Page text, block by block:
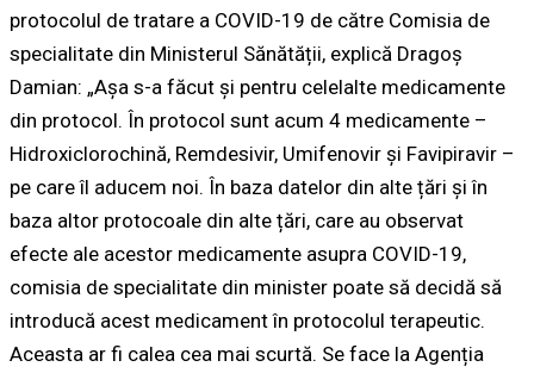
protocolul de tratare a COVID-19 de către Comisia de
specialitate din Ministerul Sănătății, explică Dragoș
Damian: „Așa s-a făcut și pentru celelalte medicamente
din protocol. În protocol sunt acum 4 medicamente –
Hidroxiclorochină, Remdesivir, Umifenovir și Favipiravir –
pe care îl aducem noi. În baza datelor din alte țări și în
baza altor protocoale din alte țări, care au observat
efecte ale acestor medicamente asupra COVID-19,
comisia de specialitate din minister poate să decidă să
introducă acest medicament în protocolul terapeutic.
Aceasta ar fi calea cea mai scurtă. Se face la Agenția